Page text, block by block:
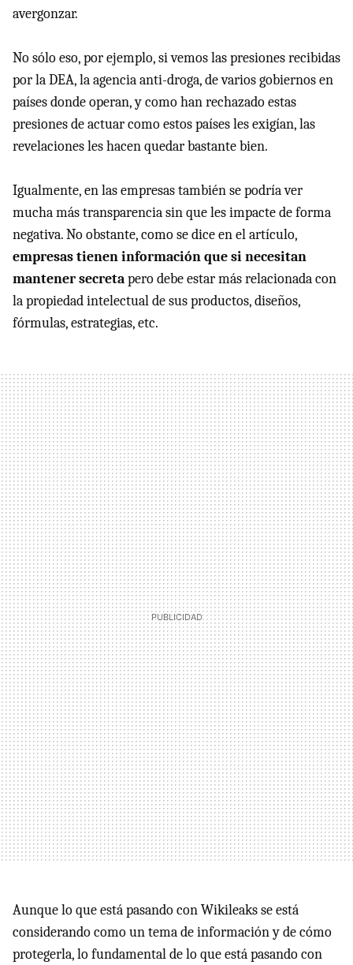
avergonzar.
No sólo eso, por ejemplo, si vemos las presiones recibidas
por laDEA, la agencia anti-droga, de varios gobiernos en
países donde operan, y como han rechazado estas
presiones de actuar como estos países les exigían, las
revelaciones les hacen quedar bastante bien.
Igualmente, en las empresas también se podría ver
mucha más transparencia sin que les impacte de forma
negativa. No obstante, como se dice en el artículo,
empresas tienen información que si necesitan
mantener secretapero debe estar más relacionada con
la propiedad intelectual de sus productos, diseños,
fórmulas, estrategias, etc.
Aunque lo que está pasando con Wikileaks se está
considerando como un tema de información y de cómo
protegerla, lo fundamental de lo que está pasando con